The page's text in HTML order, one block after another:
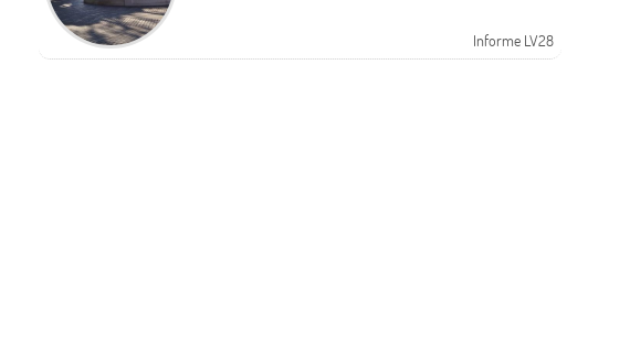
Informe LV28